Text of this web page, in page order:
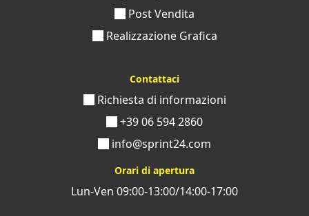
Post Vendita
Realizzazione Grafica
Contattaci
Richiesta di informazioni
+39 06 594 2860
info@sprint24.com
Orari di apertura
Lun-Ven 09:00-13:00/14:00-17:00